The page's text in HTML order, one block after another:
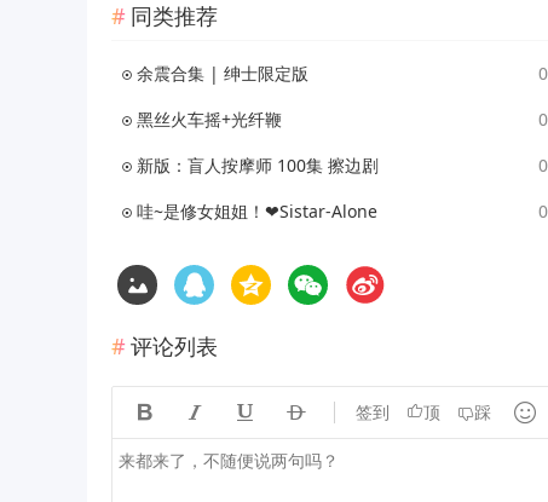
同类推荐
余震合集 | 绅士限定版
黑丝火车摇+光纤鞭
新版：盲人按摩师 100集 擦边剧
哇~是修女姐姐！❤Sistar-Alone
评论列表
    签到 顶 踩 